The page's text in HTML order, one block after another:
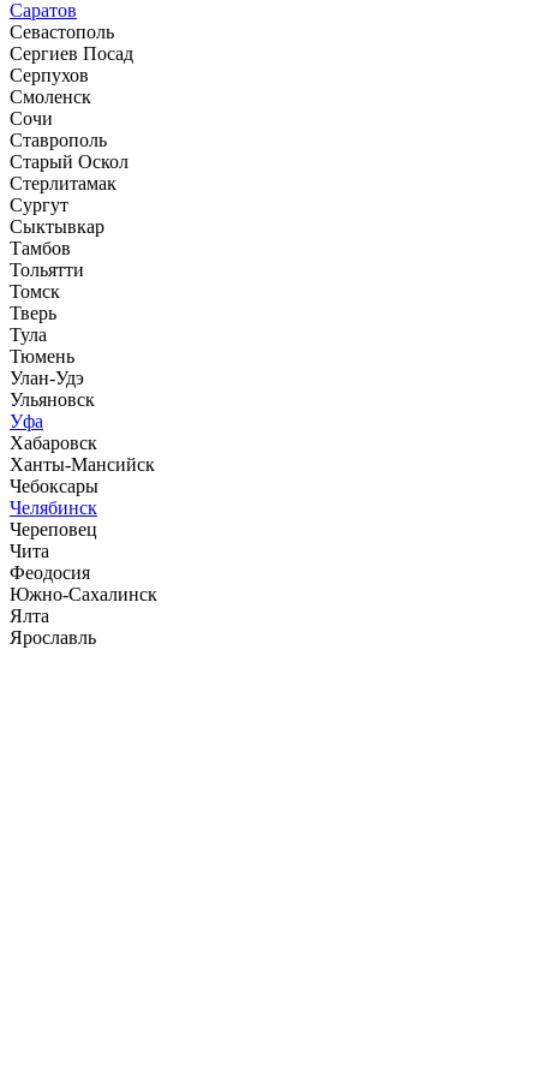
Саратов
Севастополь
Сергиев Посад
Серпухов
Смоленск
Сочи
Ставрополь
Старый Оскол
Стерлитамак
Сургут
Сыктывкар
Тамбов
Тольятти
Томск
Тверь
Тула
Тюмень
Улан-Удэ
Ульяновск
Уфа
Хабаровск
Ханты-Мансийск
Чебоксары
Челябинск
Череповец
Чита
Феодосия
Южно-Сахалинск
Ялта
Ярославль